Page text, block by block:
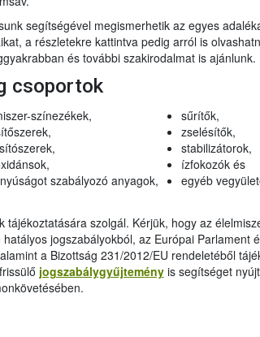
segítségével megismerhetik az egyes
a részletekre kattintva pedig arról is
és további szakirodalmat is ajánlunk.
csoportok
színezékek,
szabályozó anyagok,
sűrítők,
zselésítők,
stabilizátorok,
ízfokozók és
egyéb
tájékoztatására szolgál. Kérjük, hogy az
jogszabályokból, az Európai Parlament
a Bizottság 231/2012/EU rendeletéből
jogszabálygyűjteményis segítséget